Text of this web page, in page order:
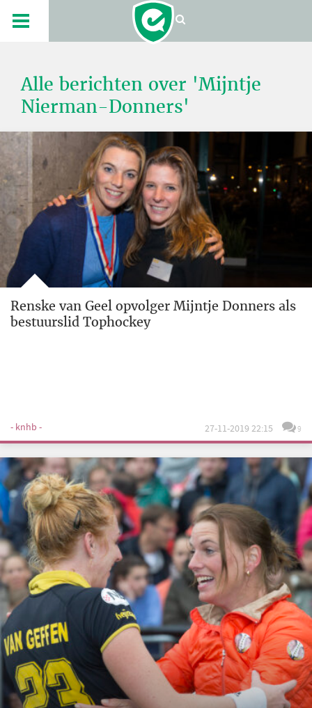
Alle berichten over 'Mijntje
Nierman-Donners'
Renske van Geel opvolger Mijntje Donners als
bestuurslid Tophockey
- knhb - 27-11-2019 22:15 9